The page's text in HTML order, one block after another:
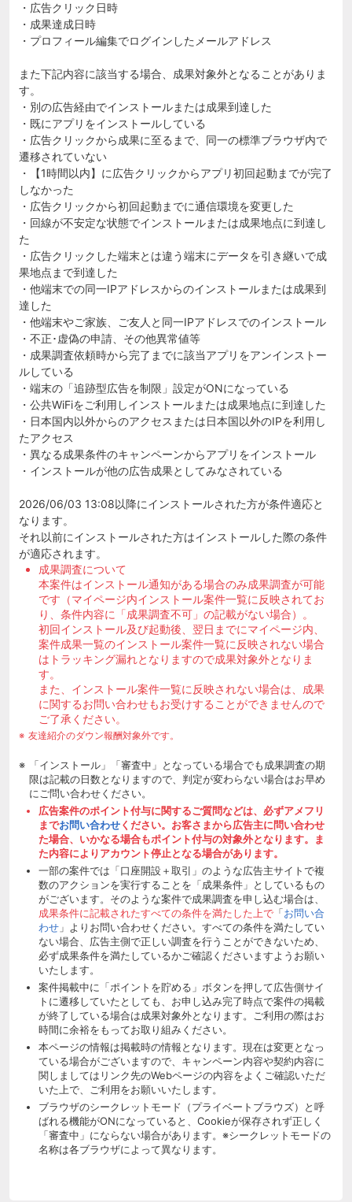
・広告クリック日時
・成果達成日時
・プロフィール編集でログインしたメールアドレス
また下記内容に該当する場合、成果対象外となることがありま
す。
・別の広告経由でインストールまたは成果到達した
・既にアプリをインストールしている
・広告クリックから成果に至るまで、同一の標準ブラウザ内で
遷移されていない
・【1時間以内】に広告クリックからアプリ初回起動までが完了
しなかった
・広告クリックから初回起動までに通信環境を変更した
・回線が不安定な状態でインストールまたは成果地点に到達し
た
・広告クリックした端末とは違う端末にデータを引き継いで成
果地点まで到達した
・他端末での同一IPアドレスからのインストールまたは成果到
達した
・他端末やご家族、ご友人と同一IPアドレスでのインストール
・不正･虚偽の申請、その他異常値等
・成果調査依頼時から完了までに該当アプリをアンインストー
ルしている
・端末の「追跡型広告を制限」設定がONになっている
・公共WiFiをご利用しインストールまたは成果地点に到達した
・日本国内以外からのアクセスまたは日本国以外のIPを利用し
たアクセス
・異なる成果条件のキャンペーンからアプリをインストール
・インストールが他の広告成果としてみなされている
2026/06/03 13:08以降にインストールされた方が条件適応と
なります。
それ以前にインストールされた方はインストールした際の条件
が適応されます。
成果調査について
本案件はインストール通知がある場合のみ成果調査が可能
です（マイページ内インストール案件一覧に反映されてお
り、条件内容に「成果調査不可」の記載がない場合）。
初回インストール及び起動後、翌日までにマイページ内、
案件成果一覧のインストール案件一覧に反映されない場合
はトラッキング漏れとなりますので成果対象外となりま
す。
また、インストール案件一覧に反映されない場合は、成果
に関するお問い合わせもお受けすることができませんので
ご了承ください。
友達紹介のダウン報酬対象外です。
「インストール」「審査中」となっている場合でも成果調査の期
限は記載の日数となりますので、判定が変わらない場合はお早め
にご問い合わせください。
広告案件のポイント付与に関するご質問などは、必ずアメフリ
までお問い合わせください。お客さまから広告主に問い合わせ
た場合、いかなる場合もポイント付与の対象外となります。ま
た内容によりアカウント停止となる場合があります。
一部の案件では「口座開設＋取引」のような広告主サイトで複
数のアクションを実行することを「成果条件」としているもの
がございます。そのような案件で成果調査を申し込む場合は、
成果条件に記載されたすべての条件を満たした上で「お問い合
わせ」よりお問い合わせください。すべての条件を満たしてい
ない場合、広告主側で正しい調査を行うことができないため、
必ず成果条件を満たしているかご確認くださいますようお願い
いたします。
案件掲載中に「ポイントを貯める」ボタンを押して広告側サイ
トに遷移していたとしても、お申し込み完了時点で案件の掲載
が終了している場合は成果対象外となります。ご利用の際はお
時間に余裕をもってお取り組みください。
本ページの情報は掲載時の情報となります。現在は変更となっ
ている場合がございますので、キャンペーン内容や契約内容に
関しましてはリンク先のWebページの内容をよくご確認いただ
いた上で、ご利用をお願いいたします。
ブラウザのシークレットモード（プライベートブラウズ）と呼
ばれる機能がONになっていると、Cookieが保存されず正しく
「審査中」にならない場合があります。※シークレットモードの
名称は各ブラウザによって異なります。